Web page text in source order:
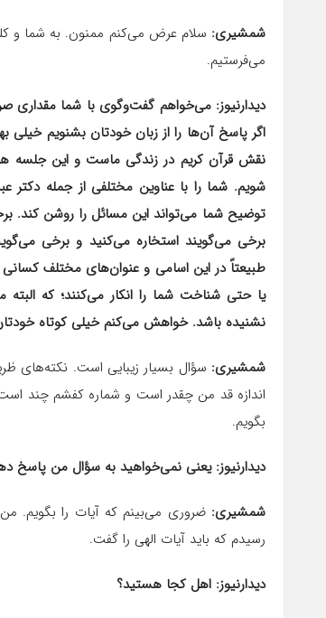
شمشیری: سلام عرض می‌کنم ممنون. به شما و
می‌فرستیم.
دیدارنیوز: می‌خواهم گفت‌وگوی با شما مقداری
اگر پاسخ آن‌ها را از زبان خودتان بشنویم
نقش قرآن کریم در زندگی ماست و این جلسه
شویم. شما را با عناوین مختلفی از جمله
توضیح شما می‌تواند این مسائل را روشن کند.
برخی می‌گویند استخاره می‌کنید و برخی
طبیعتاً در این اسامی و عنوان‌های مختلف کسانی
یا حتی شناخت شما را انکار می‌کنند؛ که
نشنیده باشد. خواهش می‌کنم خیلی کوتاه
شمشیری: سؤال بسیار زیبایی است. نکته‌های
اندازه قد من چقدر است و شماره کفشم چند
بگویم.
دیدارنیوز: یعنی نمی‌خواهید به سؤال من پاسخ
شمشیری: ضروری می‌بینم که آیات را بگویم.
رسیدم که باید آیات الهی را گفت.
دیدارنیوز: اهل کجا هستید؟